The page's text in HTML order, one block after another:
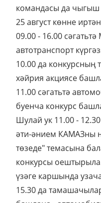
командасы да чыгыш
25 август көнне
09.00 - 16.00
автотранспорт
10.00 да
хәйрия акциясе
11.00 сәгатьтә
буенча конкурс
Шулай ук 11.00 -
әти-әнием КАМАЗны
төзеде" темасына
конкурсы
үзәге каршында
15.30 да